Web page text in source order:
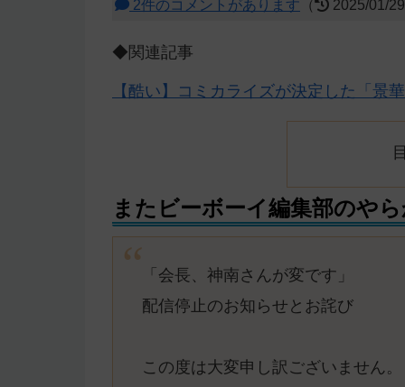
2件のコメントがあります （ 2025/01/
◆関連記事
【酷い】コミカライズが決定した「景
またビーボーイ編集部のや
「会長、神南さんが変です」
配信停止のお知らせとお詫び
この度は大変申し訳ございません。